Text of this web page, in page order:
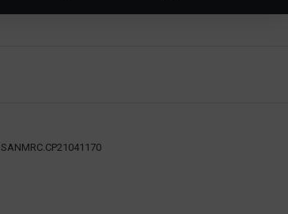
SANMRC.CP21041170